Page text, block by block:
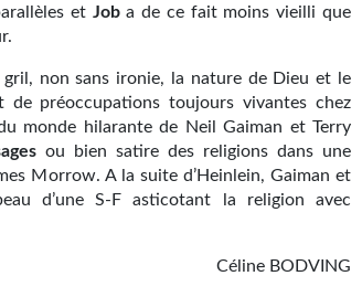
et Joba de ce fait moins vieilli que
non sans ironie, la nature de Dieu et le
de préoccupations toujours vivantes chez
monde hilarante de Neil Gaiman et Terry
ou bien satire des religions dans une
Morrow. A la suite d’Heinlein, Gaiman et
d’une S-F asticotant la religion avec
Céline BODVING